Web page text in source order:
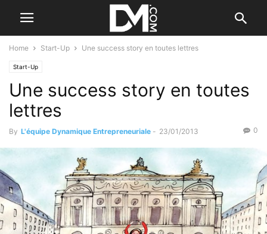
Home Start-Up Une success story en toutes lettres
Start-Up
Une success story en toutes
lettres
By L'équipe Dynamique Entrepreneuriale - 23/01/2013 0